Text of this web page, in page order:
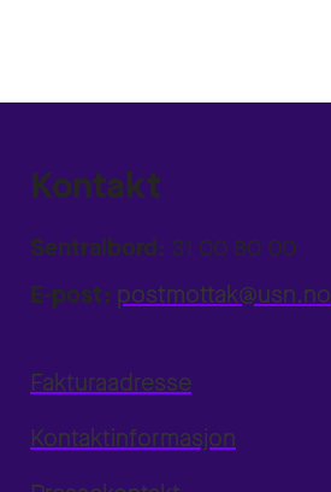
Kontakt
Sentralbord: 31 00 80 00
E-post: postmottak@usn.no
Fakturaadresse
Kontaktinformasjon